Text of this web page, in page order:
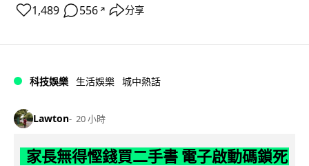
1,489 556 ↗ 分享
科技娛樂 生活娛樂 城中熱話
Lawton 20 小時
家長無得慳錢買二手書 電子啟動碼鎖死